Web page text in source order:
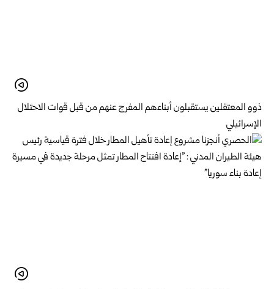
ذوو المعتقلين يستقبلون أبناءهم المفرج عنهم من قبل قوات الاحتلال
الإسرائيلي